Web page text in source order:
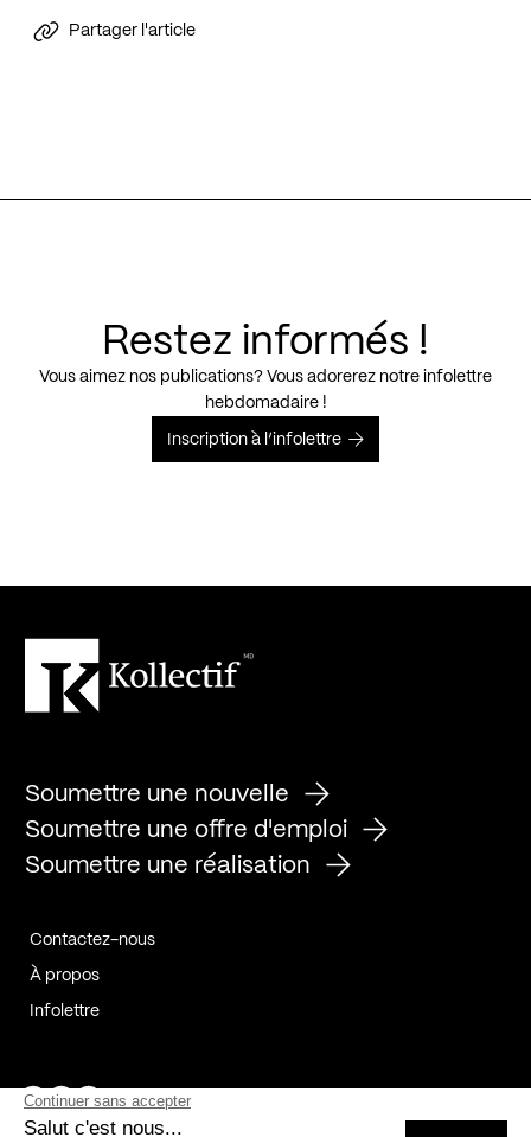
Partager l'article
Restez informés !
Vous aimez nos publications? Vous adorerez notre infolettre
hebdomadaire !
Inscription à l’infolettre
Soumettre une nouvelle
Soumettre une offre d'emploi
Soumettre une réalisation
Contactez-nous
À propos
Infolettre
Page Facebook de Kollectif
Page Instagram de Kollectif
Page Linkedin de Kollectif